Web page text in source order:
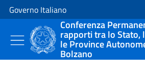
Vai al contenuto
Vai alla navigazione del sito
Governo Italiano
Conferenza
rapporti tra lo Stato,
le Province
Bolzano